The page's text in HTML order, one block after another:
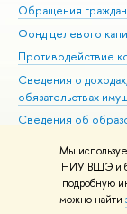
Мы
НИУ ВШЭ и
подробную
можно найти
Обращения
Фонд целевого
Противодействие
Сведения о
обязательствах
Сведения об
Людям с
Единая платежная
Работа в Вышке